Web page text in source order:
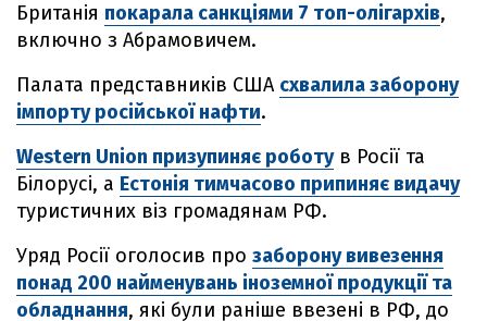
Британія покарала санкціями 7 топ-олігархів,
включно з Абрамовичем.
Палата представників США схвалила заборону
імпорту російської нафти.
Western Union призупиняє роботув Росії та
Білорусі, а Естонія тимчасово припиняє видачу
туристичних віз громадянам РФ.
Уряд Росії оголосив про заборону вивезення
понад 200 найменувань іноземної продукції та
обладнання, які були раніше ввезені в РФ, до